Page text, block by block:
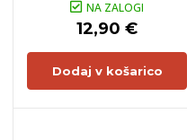
NA ZALOGI
12,90 €
Dodaj v košarico